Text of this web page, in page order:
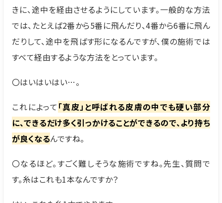
きに、途中を経由させるようにしています。一般的な方法
では、たとえば2番から5番に飛んだり、4番から6番に飛ん
だりして、途中を飛ばす形になるんですが、僕の施術では
すべて経由するような方法をとっています。
〇はいはいはい…。
これによって 「真皮」と呼ばれる皮膚の中でも硬い部分
に、できるだけ多く引っかけることができるので、より持ち
が良くなるんですね。
〇なるほど。すごく難しそうな施術ですね。先生、質問で
す。糸はこれも1本なんですか？